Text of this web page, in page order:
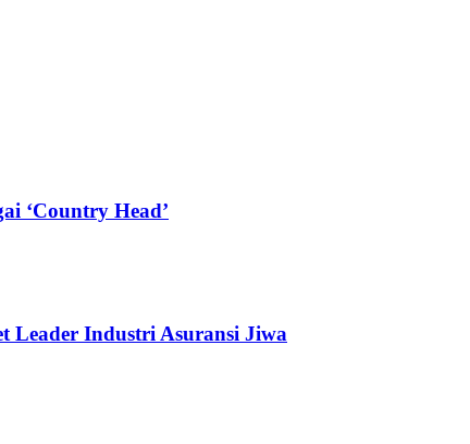
‘Country Head’
Leader Industri Asuransi Jiwa